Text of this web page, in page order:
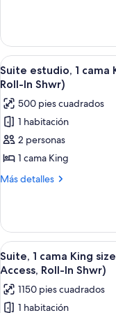
size
(Mobility/Hearing
Access,
Roll-
In
Shwr)
Premier,
cama
King
(Mobility/Hearing
Access,
Roll-
In
Shwr)
Abrir
todas
las
fotos
de
Suite
estudio,
1
size
(Mobility/Hearing
Access,
Roll-
In
Shwr)
5
Suite estudio, 1
Roll-In Shwr)
500 pies cuadrados
1 habitación
2 personas
1 cama King
Más detalles
Más
estudio,
cama
King
(Mobility/Hearing
Access,
Abrir
todas
las
fotos
7
Suite, 1 cama King
Access, Roll-In Shwr)
1150 pies cuadrados
1 habitación